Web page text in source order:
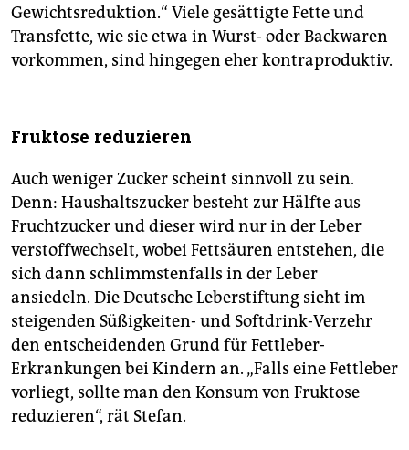
Gewichtsreduktion.“ Viele gesättigte Fette und
Transfette, wie sie etwa in Wurst- oder Backwaren
vorkommen, sind hingegen eher kontraproduktiv.
Fruktose reduzieren
Auch weniger Zucker scheint sinnvoll zu sein.
Denn: Haushaltszucker besteht zur Hälfte aus
Fruchtzucker und dieser wird nur in der Leber
verstoffwechselt, wobei Fettsäuren entstehen, die
sich dann schlimmstenfalls in der Leber
ansiedeln. Die Deutsche Leberstiftung sieht im
steigenden Süßigkeiten- und Softdrink-Verzehr
den entscheidenden Grund für Fettleber-
Erkrankungen bei Kindern an. „Falls eine Fettleber
vorliegt, sollte man den Konsum von Fruktose
reduzieren“, rät Stefan.